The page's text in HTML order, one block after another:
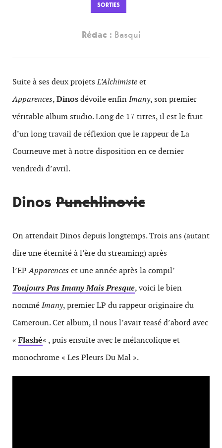
SORTIES
Rédac : Basqui
Suite à ses deux projetsL’Alchimisteet
Apparences,Dinosdévoile enfinImany, son premier
véritable album studio. Long de 17 titres, il est le fruit
d’un long travail de réflexion que le rappeur de La
Courneuve met à notre disposition en ce dernier
vendredi d’avril.
Dinos Punchlinovic
On attendait Dinos depuis longtemps. Trois ans (autant
dire une éternité à l’ère du streaming) après
l’EPApparences et une année après la compil’
Toujours Pas Imany Mais Presque, voici le bien
nomméImany, premier LP du rappeur originaire du
Cameroun. Cet album, il nous l’avait teasé d’abord avec
« Flashé« , puis ensuite avec le mélancolique et
monochrome « Les Pleurs Du Mal ».